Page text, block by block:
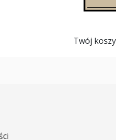
Twój